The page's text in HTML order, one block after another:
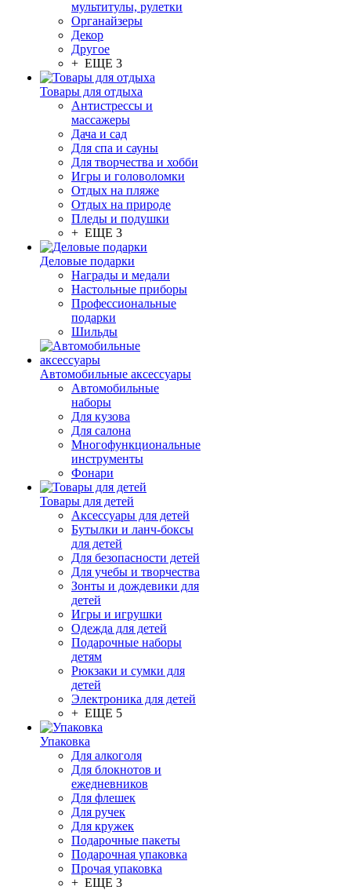
мультитулы, рулетки
Органайзеры
Декор
Другое
+ ЕЩЕ 3
Товары для отдыха
Антистрессы и
массажеры
Дача и сад
Для спа и сауны
Для творчества и хобби
Игры и головоломки
Отдых на пляже
Отдых на природе
Пледы и подушки
+ ЕЩЕ 3
Деловые подарки
Награды и медали
Настольные приборы
Профессиональные
подарки
Шильды
Автомобильные аксессуары
Автомобильные
наборы
Для кузова
Для салона
Многофункциональные
инструменты
Фонари
Товары для детей
Аксессуары для детей
Бутылки и ланч-боксы
для детей
Для безопасности детей
Для учебы и творчества
Зонты и дождевики для
детей
Игры и игрушки
Одежда для детей
Подарочные наборы
детям
Рюкзаки и сумки для
детей
Электроника для детей
+ ЕЩЕ 5
Упаковка
Для алкоголя
Для блокнотов и
ежедневников
Для флешек
Для ручек
Для кружек
Подарочные пакеты
Подарочная упаковка
Прочая упаковка
+ ЕЩЕ 3